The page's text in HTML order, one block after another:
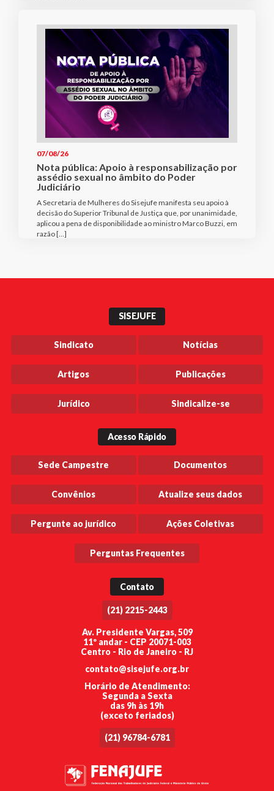
07/08/26
Nota pública: Apoio à responsabilização por
assédio sexual no âmbito do Poder
Judiciário
A Secretaria de Mulheres do Sisejufe manifesta seu apoio à
decisão do Superior Tribunal de Justiça que, por unanimidade,
aplicou a pena de disponibilidade ao ministro Marco Buzzi, em
razão […]
SISEJUFE
Sindicato Notícias
Artigos Publicações
Jurídico Sindicalize-se
Acesso Rápido
Sede Campestre Documentos
Convênios Atualize seus dados
Pergunte ao jurídico Ações Coletivas
Perguntas Frequentes
Contato
(21) 2215-2443
Av. Presidente Vargas, 509
11º andar - CEP 20071-003
Centro - Rio de Janeiro - RJ
contato@sisejufe.org.br
Horário de Atendimento:
Segunda a Sexta
das 9h às 19h
(exceto feriados)
(21) 96784-6781